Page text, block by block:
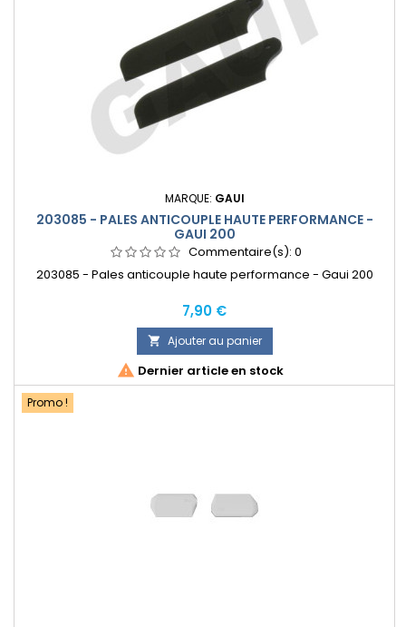
MARQUE: GAUI
203085 - PALES ANTICOUPLE HAUTE PERFORMANCE -
GAUI 200
Commentaire(s): 0
203085 - Pales anticouple haute performance - Gaui 200
Prix
7,90 €
 Ajouter au panier
 Dernier article en stock
Promo !